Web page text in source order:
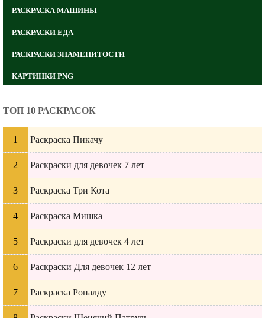
РАСКРАСКА МАШИНЫ
РАСКРАСКИ ЕДА
РАСКРАСКИ ЗНАМЕНИТОСТИ
КАРТИНКИ PNG
ТОП 10 РАСКРАСОК
Раскраска Пикачу
Раскраски для девочек 7 лет
Раскраска Три Кота
Раскраска Мишка
Раскраски для девочек 4 лет
Раскраски Для девочек 12 лет
Раскраска Роналду